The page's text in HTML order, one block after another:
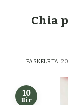
Chia
PASKELBTA:
10
Bir